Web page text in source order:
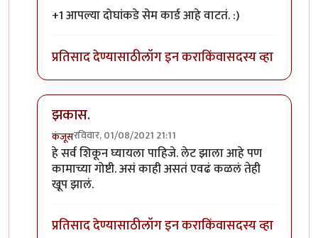
+1 आपल्या दोघांकडे सेम कार्ड आहे वाटतं. :)
प्रतिसाद देण्यासाठीलॉग इन कराकिंवासदस्य व्हा
झकास.
कंजूसरविवार, 01/08/2021 21:11
In reply toक्रेडीट कार्डाचा उपयोगbyचंद्रसूर्यकुमार
हे सर्व शिकून घ्यायला पाहिजे. लेट झाला आहे पण
कामाच्या गोष्टी. असं काही असतं एवढं कळलं तेही
खूप झालं.
प्रतिसाद देण्यासाठीलॉग इन कराकिंवासदस्य व्हा